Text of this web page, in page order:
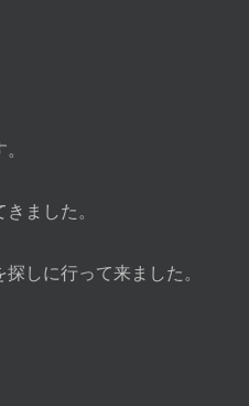
ました。
しに行って来ました。